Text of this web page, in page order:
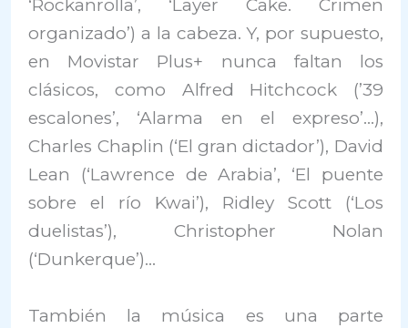
‘Rockanrolla’, ‘Layer Cake. Crimen
organizado’) a la cabeza. Y, por supuesto,
en Movistar Plus+ nunca faltan los
clásicos, como Alfred Hitchcock (’39
escalones’, ‘Alarma en el expreso’…),
Charles Chaplin (‘El gran dictador’), David
Lean (‘Lawrence de Arabia’, ‘El puente
sobre el río Kwai’), Ridley Scott (‘Los
duelistas’), Christopher Nolan
(‘Dunkerque’)…
También la música es una parte